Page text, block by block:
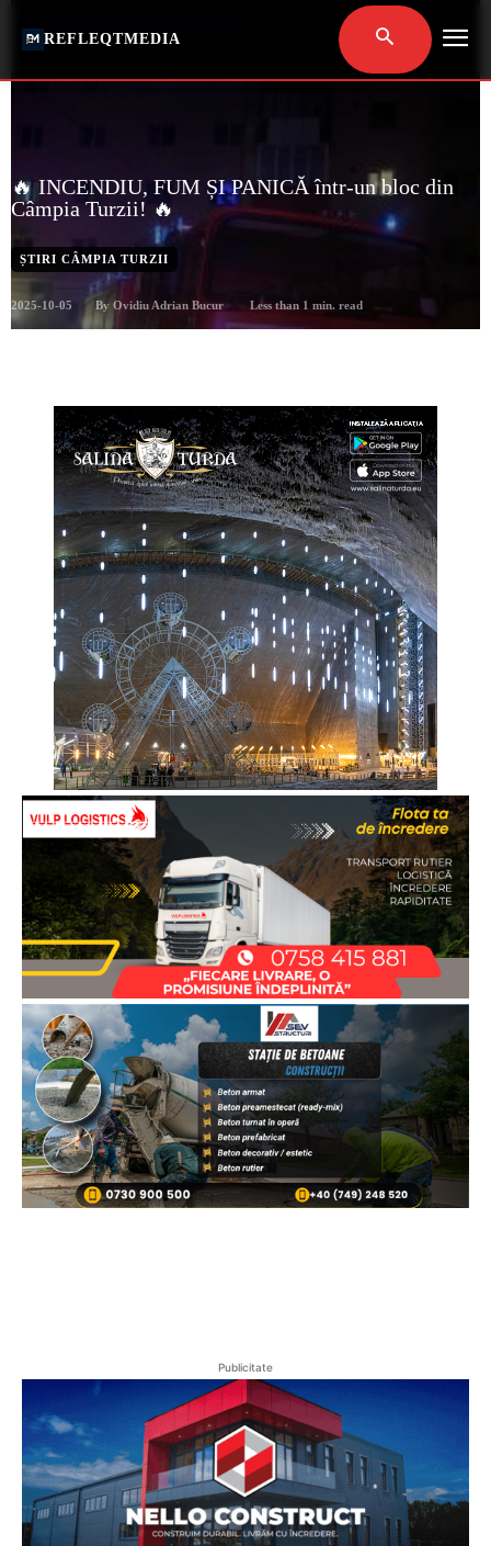
REFLEQTMEDIA
🔥 INCENDIU, FUM ȘI PANICĂ într-un bloc din
Câmpia Turzii! 🔥
ȘTIRI CÂMPIA TURZII
2025-10-05 By Ovidiu Adrian Bucur Less than 1 min. read
Publicitate